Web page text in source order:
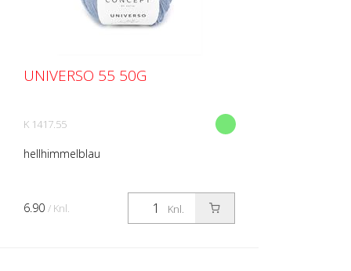
UNIVERSO 55 50G
K 1417.55
hellhimmelblau
Knl.
6.90 / Knl.